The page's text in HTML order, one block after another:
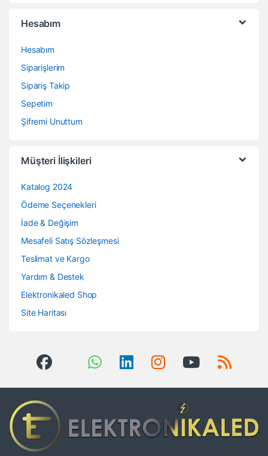
Hesabım
Hesabım
Siparişlerim
Sipariş Takip
Sepetim
Şifremi Unuttum
Müşteri İlişkileri
Katalog 2024
Ödeme Seçenekleri
İade & Değişim
Mesafeli Satış Sözleşmesi
Teslimat ve Kargo
Yardım & Destek
Elektronikaled Shop
Site Haritası